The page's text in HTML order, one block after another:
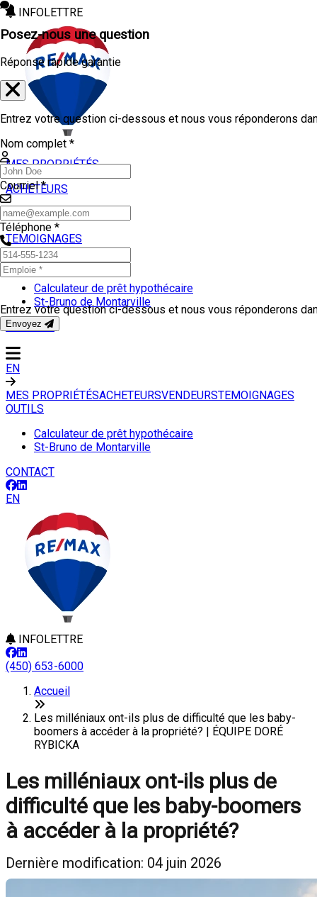
INFOLETTRE
MES PROPRIÉTÉS
ACHETEURS
VENDEURS
TEMOIGNAGES
OUTILS
Calculateur de prêt hypothécaire
St-Bruno de Montarville
CONTACT
EN
MES PROPRIÉTÉSACHETEURSVENDEURSTEMOIGNAGES
OUTILS
Calculateur de prêt hypothécaire
St-Bruno de Montarville
CONTACT
EN
INFOLETTRE
(450) 653-6000
Accueil
Les milléniaux ont-ils plus de difficulté que les baby-
boomers à accéder à la propriété? | ÉQUIPE DORÉ
RYBICKA
Les milléniaux ont-ils plus de
difficulté que les baby-boomers
à accéder à la propriété?
Dernière modification: 04 juin 2026
Posez-nous une question
Réponse rapide garantie
Entrez votre question ci-dessous et nous vous réponderons
Nom complet *
Courriel *
Téléphone *
Entrez votre question ci-dessous et nous vous réponderons
Envoyez